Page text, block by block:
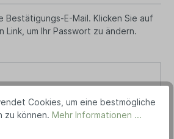
Bestätigungs-E-Mail. Klicken Sie auf
Link, um Ihr Passwort zu ändern.
Cookies, um eine bestmögliche
zu können. Mehr Informationen ...